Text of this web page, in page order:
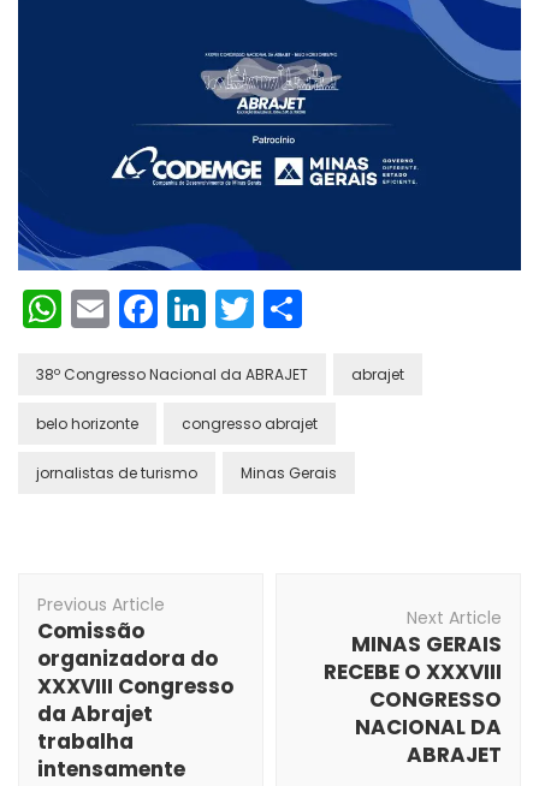
WhatsApp
EmailFacebook
LinkedIn
Twitter
38º Congresso Nacional da ABRAJET abrajet
belo horizonte congresso abrajet
jornalistas de turismo Minas Gerais
Navigation
Previous Article
Comissão
organizadora do
XXXVIII Congresso
da Abrajet
trabalha
intensamente
Next Article
MINAS GERAIS
RECEBE O XXXVIII
CONGRESSO
NACIONAL DA
ABRAJET